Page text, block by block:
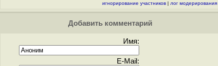
игнорирование участников | лог модерирования
Добавить комментарий
Имя:
E-Mail: